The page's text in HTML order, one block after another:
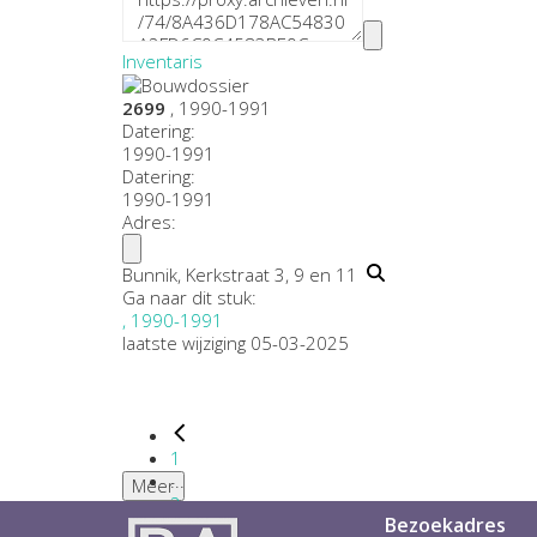
Inventaris
2699 , 1990-1991
Datering:
1990-1991
Datering:
1990-1991
Adres:
Bunnik, Kerkstraat 3, 9 en 11
Ga naar dit stuk:
, 1990-1991
laatste wijziging 05-03-2025
1
...
2
3
Meer
Bezoekadres